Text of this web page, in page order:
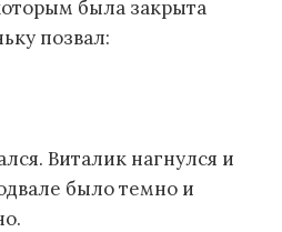
была закрыта
позвал:
Виталик нагнулся и
было темно и